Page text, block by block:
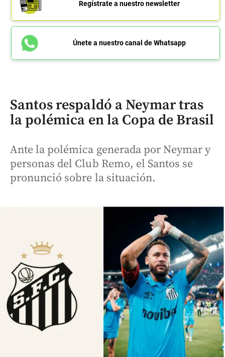
Regístrate a nuestro newsletter
Únete a nuestro canal de Whatsapp
Santos respaldó a Neymar tras
la polémica en la Copa de Brasil
Ante la polémica generada por Neymar y
personas del Club Remo, el Santos se
pronunció sobre la situación.